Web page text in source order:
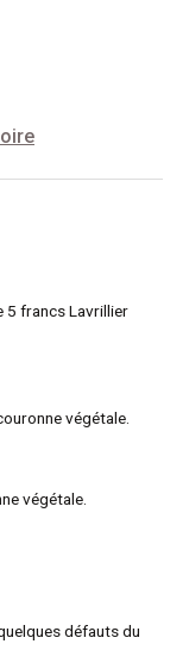
5 francs Lavrillier
végétale.
végétale.
défauts du